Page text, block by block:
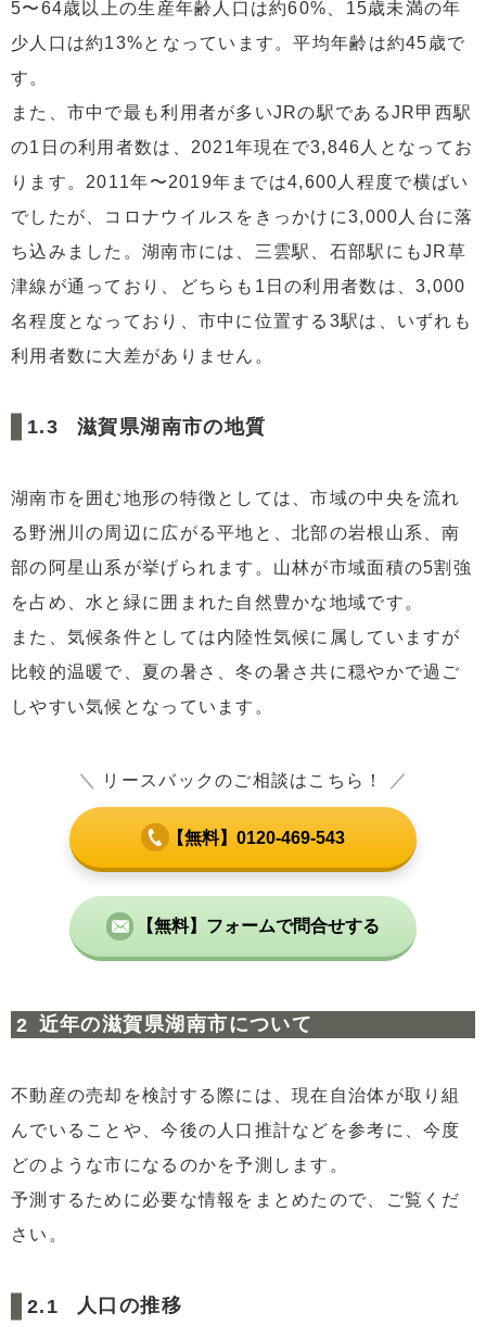
5〜64歳以上の生産年齢人口は約60%、15歳未満の年
少人口は約13%となっています。平均年齢は約45歳で
す。
また、市中で最も利用者が多いJRの駅であるJR甲西駅
の1日の利用者数は、2021年現在で3,846人となってお
ります。2011年〜2019年までは4,600人程度で横ばい
でしたが、コロナウイルスをきっかけに3,000人台に落
ち込みました。湖南市には、三雲駅、石部駅にもJR草
津線が通っており、どちらも1日の利用者数は、3,000
名程度となっており、市中に位置する3駅は、いずれも
利用者数に大差がありません。
滋賀県湖南市の地質
湖南市を囲む地形の特徴としては、市域の中央を流れ
る野洲川の周辺に広がる平地と、北部の岩根山系、南
部の阿星山系が挙げられます。山林が市域面積の5割強
を占め、水と緑に囲まれた自然豊かな地域です。
また、気候条件としては内陸性気候に属していますが
比較的温暖で、夏の暑さ、冬の暑さ共に穏やかで過ご
しやすい気候となっています。
＼ リースバックのご相談はこちら！ ／
【無料】0120-469-543
【無料】フォームで問合せする
近年の滋賀県湖南市について
不動産の売却を検討する際には、現在自治体が取り組
んでいることや、今後の人口推計などを参考に、今度
どのような市になるのかを予測します。
予測するために必要な情報をまとめたので、ご覧くだ
さい。
人口の推移